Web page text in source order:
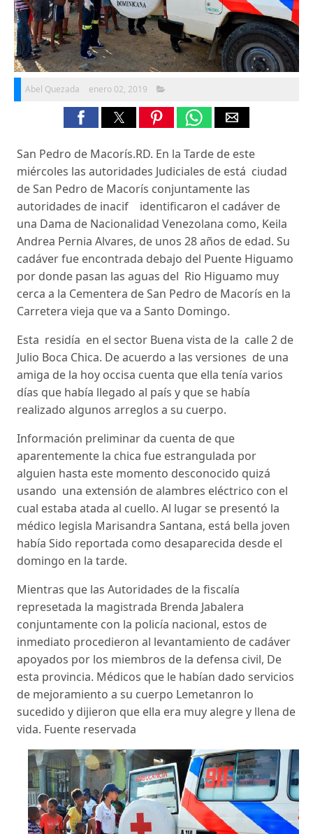
Abel Quezada enero 02, 2019
San Pedro de Macorís.RD. En la Tarde de este
miércoles las autoridades Judiciales de está ciudad
de San Pedro de Macorís conjuntamente las
autoridades de inacif identificaron el cadáver de
una Dama de Nacionalidad Venezolana como, Keila
Andrea Pernia Alvares, de unos 28 años de edad. Su
cadáver fue encontrada debajo del Puente Higuamo
por donde pasan las aguas del Rio Higuamo muy
cerca a la Cementera de San Pedro de Macorís en la
Carretera vieja que va a Santo Domingo.
Esta residía en el sector Buena vista de la calle 2 de
Julio Boca Chica. De acuerdo a las versiones de una
amiga de la hoy occisa cuenta que ella tenía varios
días que había llegado al país y que se había
realizado algunos arreglos a su cuerpo.
Información preliminar da cuenta de que
aparentemente la chica fue estrangulada por
alguien hasta este momento desconocido quizá
usando una extensión de alambres eléctrico con el
cual estaba atada al cuello. Al lugar se presentó la
médico legisla Marisandra Santana, está bella joven
había Sido reportada como desaparecida desde el
domingo en la tarde.
Mientras que las Autoridades de la fiscalía
represetada la magistrada Brenda Jabalera
conjuntamente con la policía nacional, estos de
inmediato procedieron al levantamiento de cadáver
apoyados por los miembros de la defensa civil, De
esta provincia. Médicos que le habían dado servicios
de mejoramiento a su cuerpo Lemetanron lo
sucedido y dijieron que ella era muy alegre y llena de
vida. Fuente reservada